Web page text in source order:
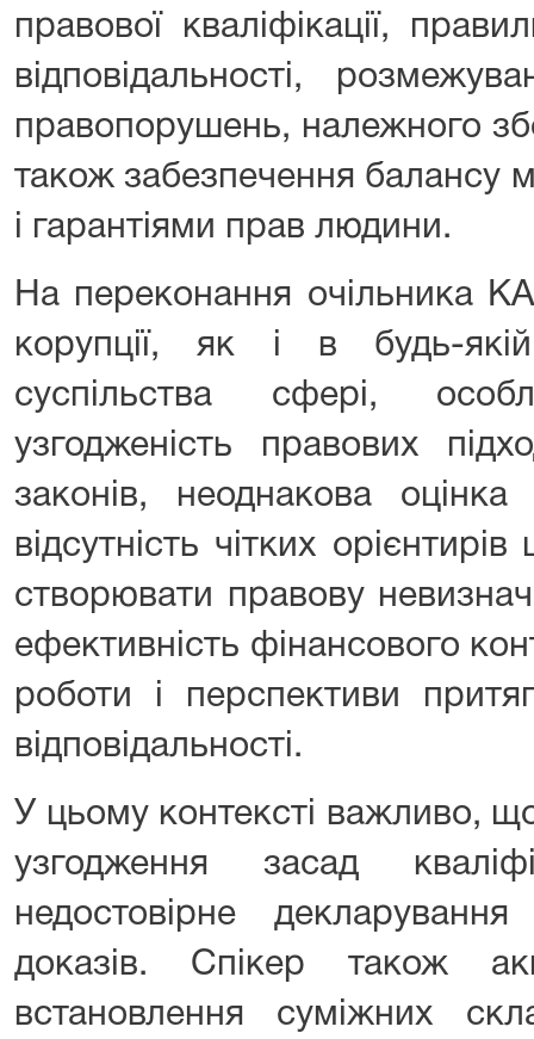
правової кваліфікації,
відповідальності,
правопорушень, належного
також забезпечення балансу
і гарантіями прав людини.
На переконання очільника
корупції, як і в будь-
суспільства сфері,
узгодженість правових
законів, неоднакова
відсутність чітких
створювати правову
ефективність фінансового
роботи і перспективи
відповідальності.
У цьому контексті важливо,
узгодження засад
недостовірне
доказів. Спікер також
встановлення суміжних